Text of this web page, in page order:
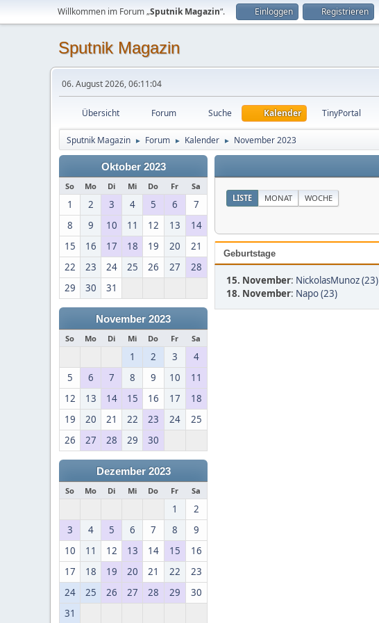
Willkommen im Forum „Sputnik Magazin“. Einloggen Registrieren
Sputnik Magazin
06. August 2026, 06:11:04
Übersicht Forum Suche Kalender TinyPortal
Sputnik Magazin ► Forum ► Kalender ► November 2023
Oktober 2023
So Mo Di Mi Do Fr Sa
1 2 3 4 5 6
7
8
9 10 11 12 13
14
15
16 17 18 19 20
21
22
23 24 25 26 27
28
29
30 31
November 2023
So Mo Di Mi Do Fr Sa
1 2 3
4
5
6 7 8 9 10
11
12
13 14 15 16 17
18
19
20 21 22 23 24
25
26
27 28 29 30
Dezember 2023
So Mo Di Mi Do Fr Sa
1
2
3
4 5 6 7 8
9
10
11 12 13 14 15
16
17
18 19 20 21 22
23
24
25 26 27 28 29
30
31
LISTE MONAT WOCHE
Geburtstage
15. November: NickolasMunoz (23)
18. November: Napo (23)